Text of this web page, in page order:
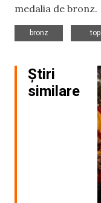
medalia de bronz.
bronz
top
Știri
similare